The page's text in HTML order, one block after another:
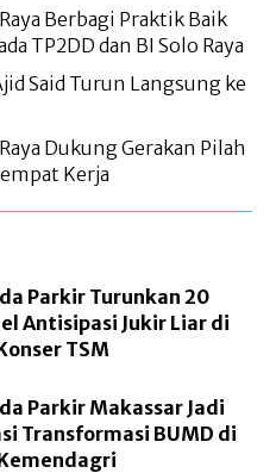
Berbagi Praktik Baik
TP2DD dan BI Solo Raya
Said Turun Langsung ke
Dukung Gerakan Pilah
Kerja
Parkir Turunkan 20
Antisipasi Jukir Liar di
TSM
Parkir Makassar Jadi
Transformasi BUMD di